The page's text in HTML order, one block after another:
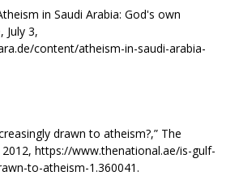
in Saudi Arabia: God's own
July 3,
content/atheism-in-saudi-arabia-
drawn to atheism?,” The
https://www.thenational.ae/is-gulf-
to-atheism-1.360041.